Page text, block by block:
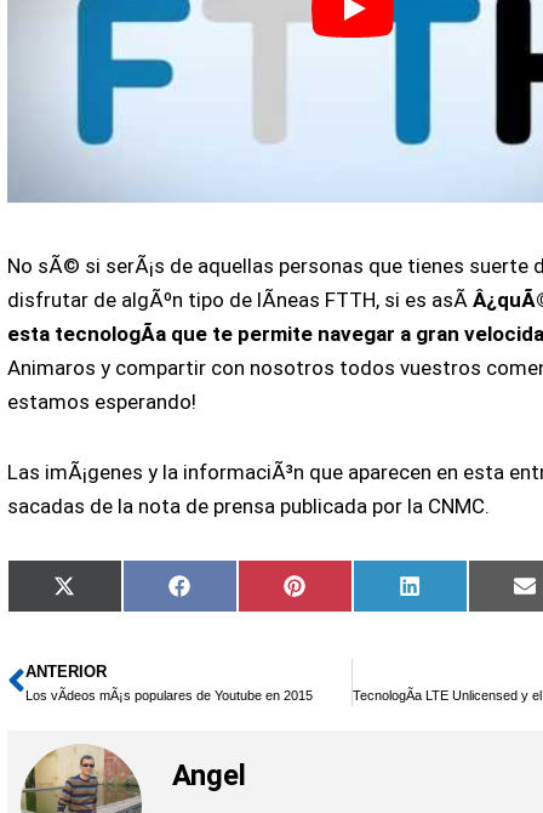
No sÃ© si serÃ¡s de aquellas personas que tienes suerte
disfrutar de algÃºn tipo de lÃ­neas FTTH, si es asÃ­
esta tecnologÃ­a que te permite navegar a gran
Animaros y compartir con nosotros todos vuestros
estamos esperando!
Las imÃ¡genes y la informaciÃ³n que aparecen en esta
sacadas de la nota de prensa publicada por la CNMC.
Compartir
en
X
(Twitter)
Compartir
en
Facebook
Compartir
en
Pinterest
Compartir
en
LinkedIn
Ant
ANTERIOR
Los vÃ­deos mÃ¡s populares de Youtube en 2015
Angel